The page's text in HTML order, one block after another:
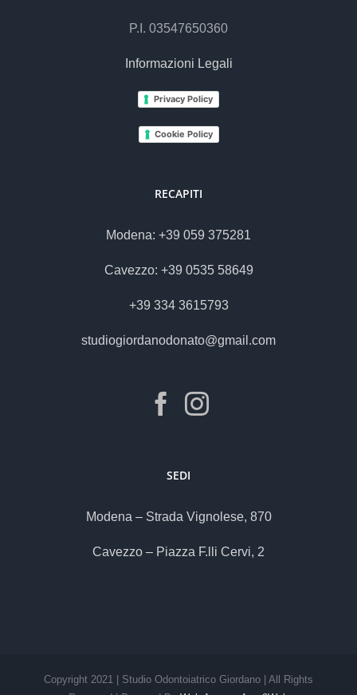
P.I. 03547650360
Informazioni Legali
Privacy Policy
Cookie Policy
RECAPITI
Modena: +39 059 375281
Cavezzo: +39 0535 58649
+39 334 3615793
studiogiordanodonato@gmail.com
SEDI
Modena – Strada Vignolese, 870
Cavezzo – Piazza F.lli Cervi, 2
Copyright 2021 | Studio Odontoiatrico Giordano | All Rights